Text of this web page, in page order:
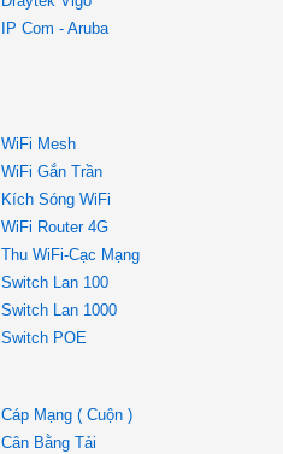
IP Com - Aruba
WiFi Mesh
WiFi Gắn Trần
Kích Sóng WiFi
WiFi Router 4G
Thu WiFi-Cạc Mạng
Switch Lan 100
Switch Lan 1000
Switch POE
Cáp Mạng ( Cuộn )
Cân Bằng Tải